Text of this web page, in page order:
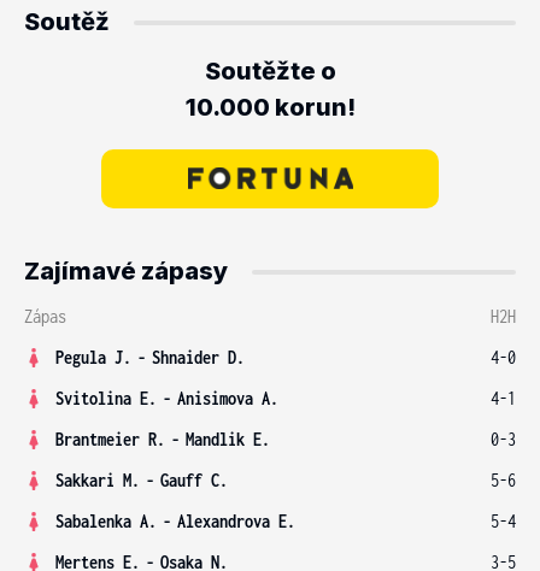
Soutěž
Soutěžte o
10.000 korun!
Zajímavé zápasy
Zápas
H2H
Pegula J. - Shnaider D.
4-0
Svitolina E. - Anisimova A.
4-1
Brantmeier R. - Mandlik E.
0-3
Sakkari M. - Gauff C.
5-6
Sabalenka A. - Alexandrova E.
5-4
Mertens E. - Osaka N. 3-5